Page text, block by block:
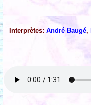
Interprètes: André Baugé,